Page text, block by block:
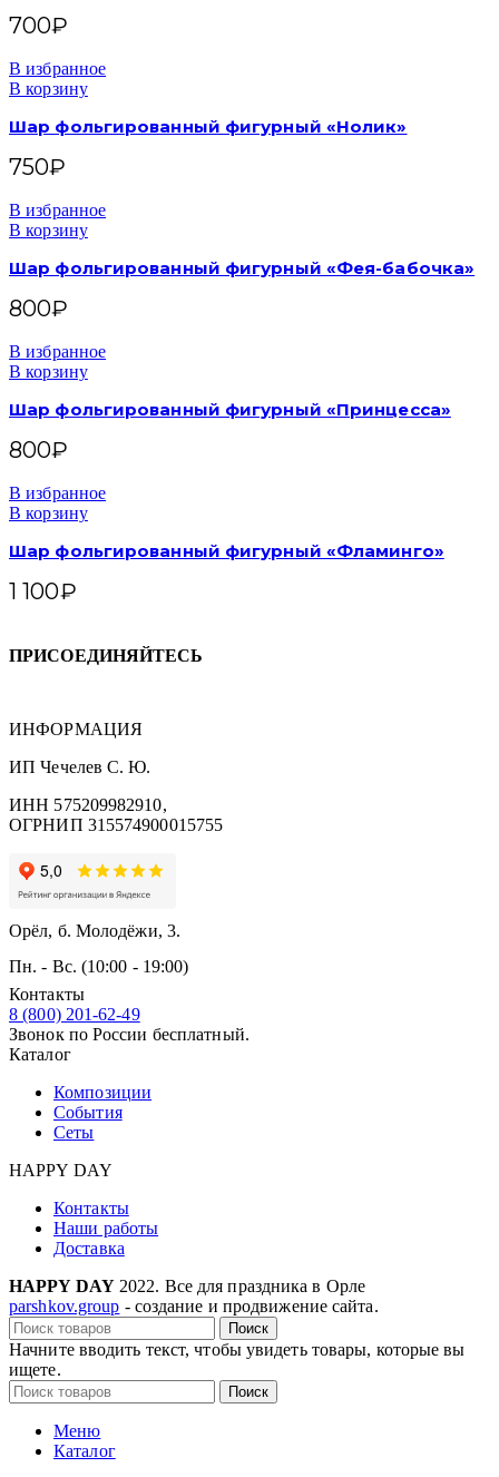
700₽
В избранное
В корзину
Шар фольгированный фигурный «Нолик»
750₽
В избранное
В корзину
Шар фольгированный фигурный «Фея-бабочка»
800₽
В избранное
В корзину
Шар фольгированный фигурный «Принцесса»
800₽
В избранное
В корзину
Шар фольгированный фигурный «Фламинго»
1 100₽
ПРИСОЕДИНЯЙТЕСЬ
ИНФОРМАЦИЯ
ИП Чечелев С. Ю.
ИНН 575209982910,
ОГРНИП 315574900015755
Орёл, б. Молодёжи, 3.
Пн. - Вс. (10:00 - 19:00)
Контакты
8 (800) 201-62-49
Звонок по России бесплатный.
Каталог
Композиции
События
Сеты
HAPPY DAY
Контакты
Наши работы
Доставка
HAPPY DAY 2022. Все для праздника в Орле
parshkov.group - создание и продвижение сайта.
Поиск
Начните вводить текст, чтобы увидеть товары, которые вы
ищете.
Поиск
Меню
Каталог